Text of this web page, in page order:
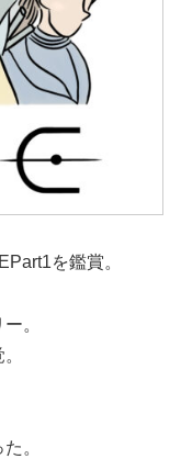
を鑑賞。
。
。